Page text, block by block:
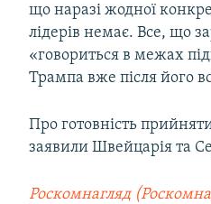
що наразі жодної
лідерів немає. Все, що
«говориться в межах
Трампа вже після його
Про готовність
заявили Швейцарія та
Роскомнагляд